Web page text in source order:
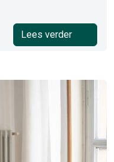
Lees verder